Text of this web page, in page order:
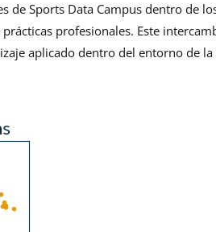
de Sports Data Campus dentro de
profesionales. Este
aplicado dentro del entorno de la